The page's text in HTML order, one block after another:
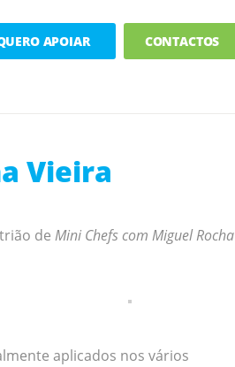
APOIAR CONTACTOS
Vieira
de Mini Chefs com Miguel Rocha
aplicados nos vários